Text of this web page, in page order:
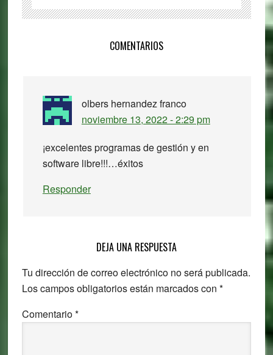
COMENTARIOS
olbers hernandez franco
noviembre 13, 2022 - 2:29 pm
¡excelentes programas de gestión y en
software libre!!!…éxitos
Responder
DEJA UNA RESPUESTA
Tu dirección de correo electrónico no será publicada.
Los campos obligatorios están marcados con *
Comentario*